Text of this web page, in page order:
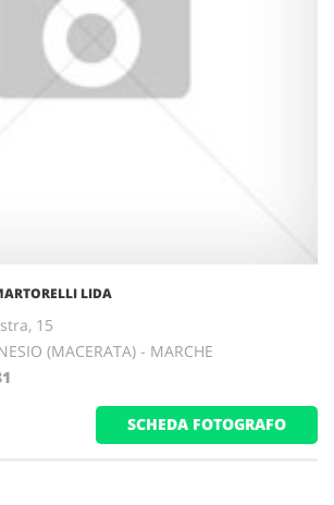
LIDA
15
(MACERATA) - MARCHE
SCHEDA FOTOGRAFO